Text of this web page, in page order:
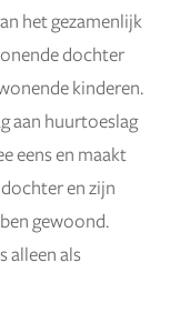
het gezamenlijk
dochter
kinderen.
aan huurtoeslag
eens en maakt
en zijn
gewoond.
alleen als